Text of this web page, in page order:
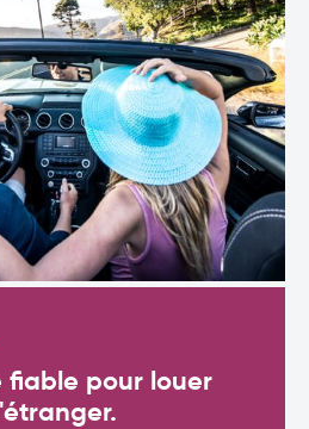
fiable pour louer